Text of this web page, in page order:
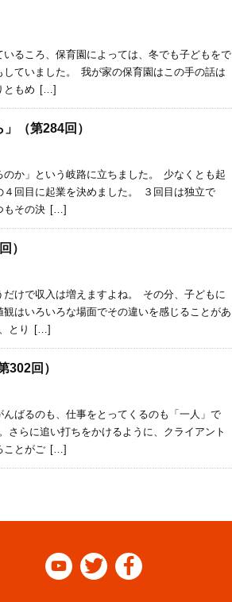
るころ、保育園によっては、冬でも子どもをで
ていました。 我が家の保育園はこの手の話は
ともめ […]
（第284回）
か」という岐路に立ちました。 少なくとも起
回目に起業を決めました。 ３回目は独立で
もその決 […]
回）
けで収入は増えますよね。 その分、子どもに
はいろいろな場面でその違いを感じることがあ
、とり […]
302回）
ばるのも、仕事をとってくるのも「一人」で
らに追い打ちをかけるように、クライアント
ことがご […]
  